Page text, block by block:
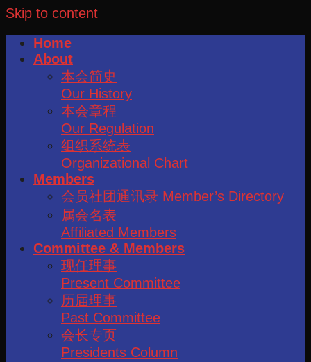
Skip to content
Home
About
本会简史
Our History
本会章程
Our Regulation
组织系统表
Organizational Chart
Members
会员社团通讯录 Member’s Directory
属会名表
Affiliated Members
Committee & Members
现任理事
Present Committee
历届理事
Past Committee
会长专页
Presidents Column